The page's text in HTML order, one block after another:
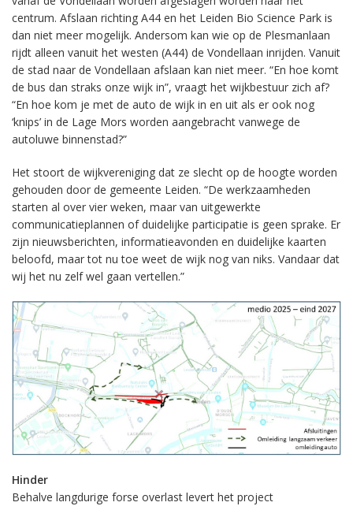
centrum. Afslaan richting A44 en het Leiden Bio Science Park is
dan niet meer mogelijk. Andersom kan wie op de Plesmanlaan
rijdt alleen vanuit het westen (A44) de Vondellaan inrijden. Vanuit
de stad naar de Vondellaan afslaan kan niet meer. “En hoe komt
de bus dan straks onze wijk in”, vraagt het wijkbestuur zich af?
“En hoe kom je met de auto de wijk in en uit als er ook nog
‘knips’ in de Lage Mors worden aangebracht vanwege de
autoluwe binnenstad?”
Het stoort de wijkvereniging dat ze slecht op de hoogte worden
gehouden door de gemeente Leiden. “De werkzaamheden
starten al over vier weken, maar van uitgewerkte
communicatieplannen of duidelijke participatie is geen sprake. Er
zijn nieuwsberichten, informatieavonden en duidelijke kaarten
beloofd, maar tot nu toe weet de wijk nog van niks. Vandaar dat
wij het nu zelf wel gaan vertellen.”
Hinder
Behalve langdurige forse overlast levert het project